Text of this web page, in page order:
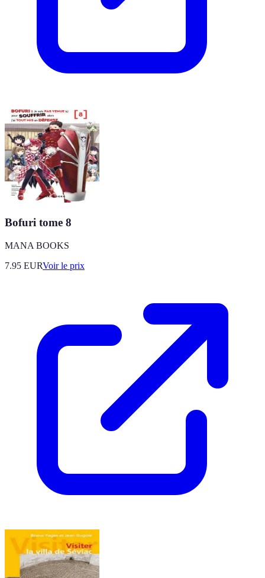
Bofuri tome 8
MANA BOOKS
7.95 EURVoir le prix